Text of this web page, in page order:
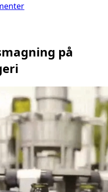
på